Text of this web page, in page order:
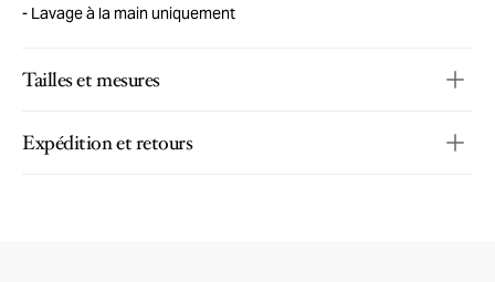
Lavage à la main uniquement
Tailles et mesures
Expédition et retours